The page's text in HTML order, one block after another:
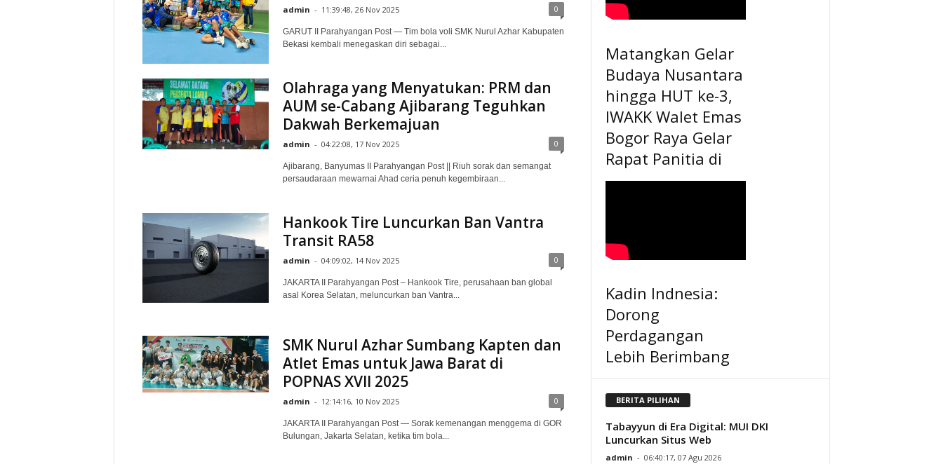
admin - 11:39:48, 26 Nov 2025 0
GARUT II Parahyangan Post — Tim bola voli SMK Nurul Azhar Kabupaten
Bekasi kembali menegaskan diri sebagai...
Olahraga yang Menyatukan: PRM dan
AUM se-Cabang Ajibarang Teguhkan
Dakwah Berkemajuan
admin - 04:22:08, 17 Nov 2025 0
Ajibarang, Banyumas II Parahyangan Post || Riuh sorak dan semangat
persaudaraan mewarnai Ahad ceria penuh kegembiraan...
Hankook Tire Luncurkan Ban Vantra
Transit RA58
admin - 04:09:02, 14 Nov 2025 0
JAKARTA II Parahyangan Post – Hankook Tire, perusahaan ban global
asal Korea Selatan, meluncurkan ban Vantra...
SMK Nurul Azhar Sumbang Kapten dan
Atlet Emas untuk Jawa Barat di
POPNAS XVII 2025
admin - 12:14:16, 10 Nov 2025 0
JAKARTA II Parahyangan Post — Sorak kemenangan menggema di GOR
Bulungan, Jakarta Selatan, ketika tim bola...
Matangkan Gelar
Budaya Nusantara
hingga HUT ke-3,
IWAKK Walet Emas
Bogor Raya Gelar
Rapat Panitia di
Kadin Indnesia:
Dorong
Perdagangan
Lebih Berimbang
BERITA PILIHAN
Tabayyun di Era Digital: MUI DKI
Luncurkan Situs Web
admin - 06:40:17, 07 Agu 2026